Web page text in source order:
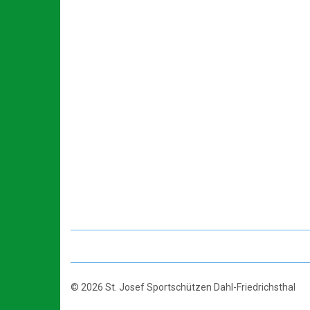
© 2026 St. Josef Sportschützen Dahl-Friedrichsthal